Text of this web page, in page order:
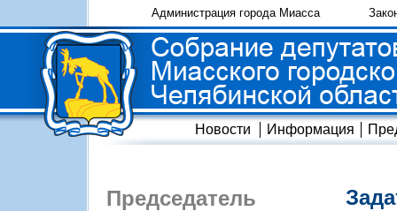
Администрация города Миасса
Новости Информация
Председатель